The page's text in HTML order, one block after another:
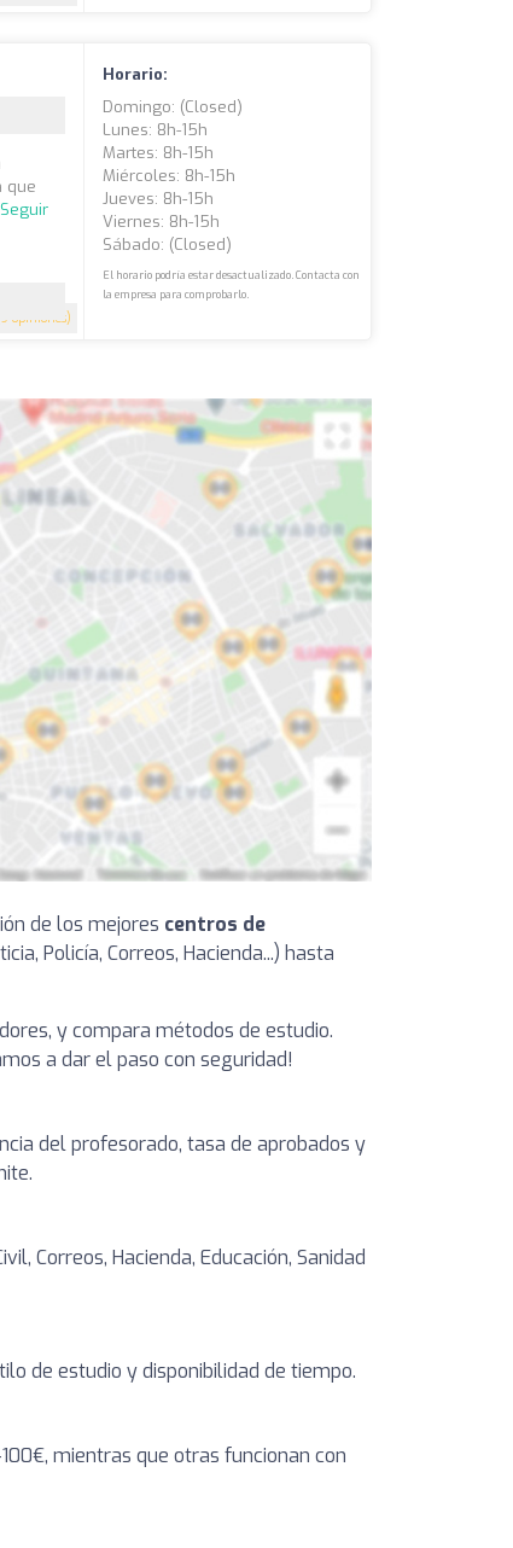
opiniones)
que
Seguir
Horario:
Domingo: (closed)
Lunes: 8h-15h
Martes: 8h-15h
Miércoles: 8h-15h
Jueves: 8h-15h
Viernes: 8h-15h
Sábado: (closed)
El horario podría estar desactualizado. Contacta con
la empresa para comprobarlo.
de los mejores centros de
Policía, Correos, Hacienda...) hasta
y compara métodos de estudio.
a dar el paso con seguridad!
del profesorado, tasa de aprobados y
Correos, Hacienda, Educación, Sanidad
de estudio y disponibilidad de tiempo.
mientras que otras funcionan con